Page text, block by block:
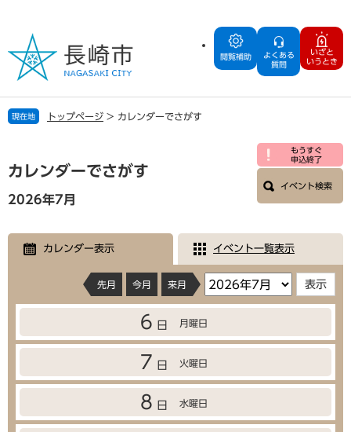
の
で
す
ー
ば
し
文
閲覧補助
よくある
質問
いざと
いうとき
現在地 トップページ > カレンダーでさがす
文
カレンダーでさがす
もうすぐ
申込終了
イベント検索
2026年7月
カレンダー表示 イベント一覧表示
先月 今月 来月
6 日 月曜日
7 日 火曜日
8 日 水曜日